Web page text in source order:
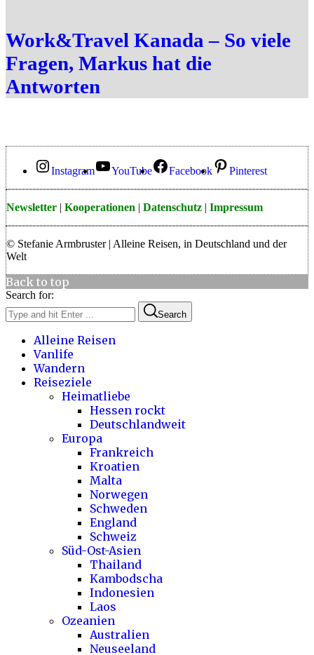
Work&Travel Kanada – So viele
Fragen, Markus hat die
Antworten
Instagram YouTube Facebook Pinterest
Newsletter | Kooperationen | Datenschutz | Impressum
© Stefanie Armbruster | Alleine Reisen, in Deutschland und der
Welt
Back to top
Search for:
Search
Alleine Reisen
Vanlife
Wandern
Reiseziele
Heimatliebe
Hessen rockt
Deutschlandweit
Europa
Frankreich
Kroatien
Malta
Norwegen
Schweden
England
Schweiz
Süd-Ost-Asien
Thailand
Kambodscha
Indonesien
Laos
Ozeanien
Australien
Neuseeland